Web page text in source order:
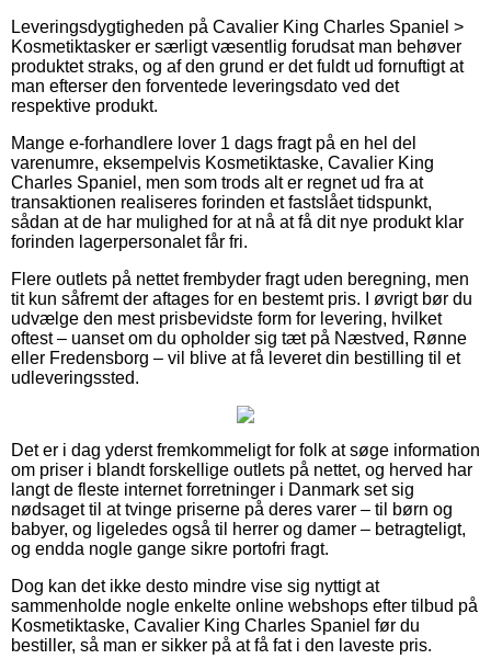
Leveringsdygtigheden på Cavalier King Charles Spaniel >
Kosmetiktasker er særligt væsentlig forudsat man behøver
produktet straks, og af den grund er det fuldt ud fornuftigt at
man efterser den forventede leveringsdato ved det
respektive produkt.
Mange e-forhandlere lover 1 dags fragt på en hel del
varenumre, eksempelvis Kosmetiktaske, Cavalier King
Charles Spaniel, men som trods alt er regnet ud fra at
transaktionen realiseres forinden et fastslået tidspunkt,
sådan at de har mulighed for at nå at få dit nye produkt klar
forinden lagerpersonalet får fri.
Flere outlets på nettet frembyder fragt uden beregning, men
tit kun såfremt der aftages for en bestemt pris. I øvrigt bør du
udvælge den mest prisbevidste form for levering, hvilket
oftest – uanset om du opholder sig tæt på Næstved, Rønne
eller Fredensborg – vil blive at få leveret din bestilling til et
udleveringssted.
Det er i dag yderst fremkommeligt for folk at søge information
om priser i blandt forskellige outlets på nettet, og herved har
langt de fleste internet forretninger i Danmark set sig
nødsaget til at tvinge priserne på deres varer – til børn og
babyer, og ligeledes også til herrer og damer – betragteligt,
og endda nogle gange sikre portofri fragt.
Dog kan det ikke desto mindre vise sig nyttigt at
sammenholde nogle enkelte online webshops efter tilbud på
Kosmetiktaske, Cavalier King Charles Spaniel før du
bestiller, så man er sikker på at få fat i den laveste pris.